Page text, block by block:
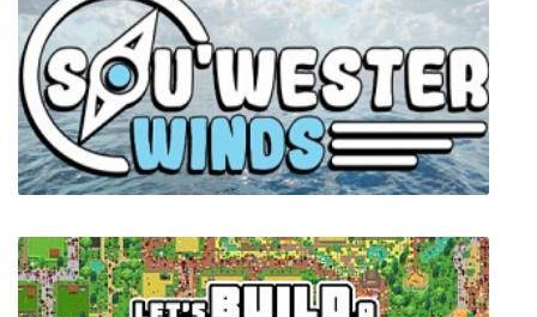
No-brainer Heroes